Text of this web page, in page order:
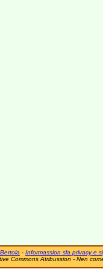
- Informassion sla privacy e
Commons Atribussion - Nen